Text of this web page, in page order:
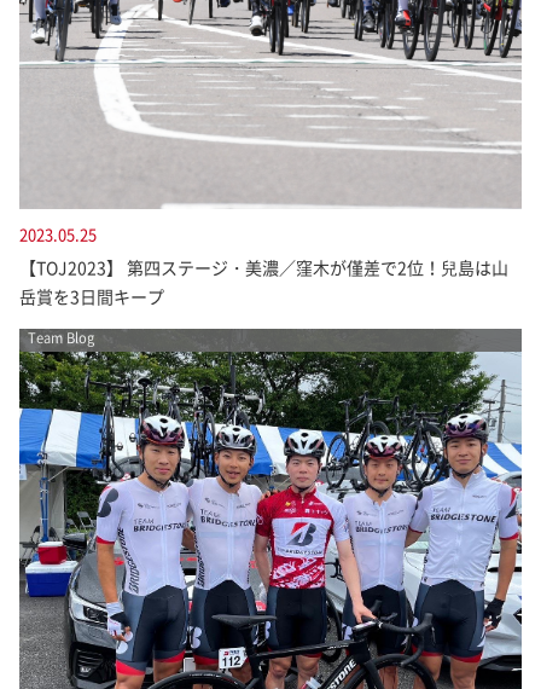
2023.05.25
【TOJ2023】 第四ステージ・美濃／窪木が僅差で2位！兒島は山
岳賞を3日間キープ
Team Blog